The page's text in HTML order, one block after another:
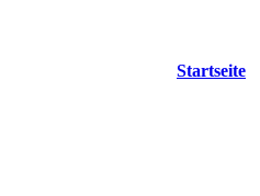
Startseite